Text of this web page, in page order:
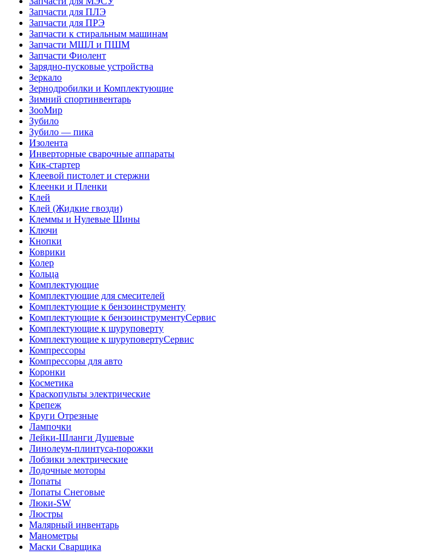
Запчасти для ПЛЭ
Запчасти для ПРЭ
Запчасти к стиральным машинам
Запчасти МШЛ и ПШМ
Запчасти Фиолент
Зарядно-пусковые устройства
Зеркало
Зернодробилки и Комплектующие
Зимний спортинвентарь
ЗооМир
Зубило
Зубило — пика
Изолента
Инверторные сварочные аппараты
Кик-стартер
Клеевой пистолет и стержни
Клеенки и Пленки
Клей
Клей (Жидкие гвозди)
Клеммы и Нулевые Шины
Ключи
Кнопки
Коврики
Колер
Кольца
Комплектующие
Комплектующие для смесителей
Комплектующие к бензоинструменту
Комплектующие к бензоинструментуСервис
Комплектующие к шуруповерту
Комплектующие к шуруповертуСервис
Компрессоры
Компрессоры для авто
Коронки
Косметика
Краскопульты электрические
Крепеж
Круги Отрезные
Лампочки
Лейки-Шланги Душевые
Линолеум-плинтуса-порожки
Лобзики электрические
Лодочные моторы
Лопаты
Лопаты Снеговые
Люки-SW
Люстры
Малярный инвентарь
Манометры
Маски Сварщика